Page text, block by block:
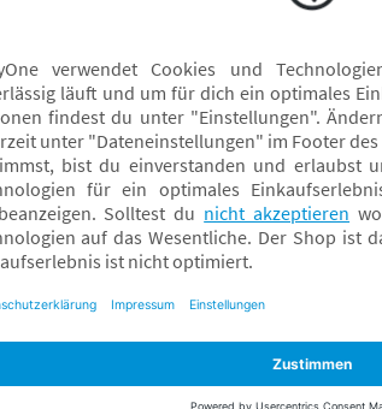
Babyphone
Bettgitter
Kindersicherung
Laufgitter & Laufgittereinlagen